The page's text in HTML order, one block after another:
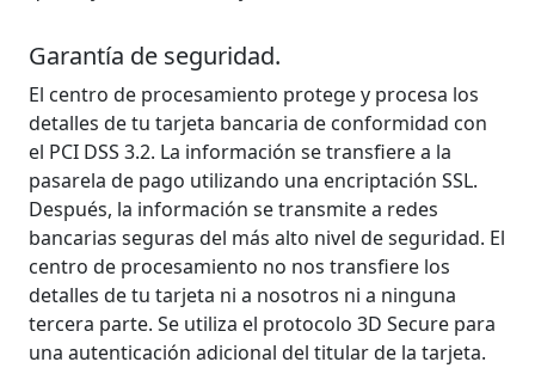
Garantía de seguridad.
El centro de procesamiento protege y procesa los
detalles de tu tarjeta bancaria de conformidad con
el PCI DSS 3.2. La información se transfiere a la
pasarela de pago utilizando una encriptación SSL.
Después, la información se transmite a redes
bancarias seguras del más alto nivel de seguridad. El
centro de procesamiento no nos transfiere los
detalles de tu tarjeta ni a nosotros ni a ninguna
tercera parte. Se utiliza el protocolo 3D Secure para
una autenticación adicional del titular de la tarjeta. ​